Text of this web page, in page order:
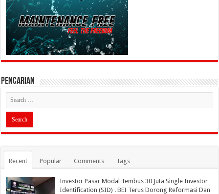
PENCARIAN
Recent Popular Comments Tags
Investor Pasar Modal Tembus 30 Juta Single Investor
Identification (SID) . BEI Terus Dorong Reformasi Dan